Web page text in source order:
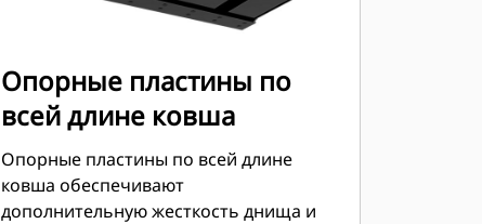
Опорные пластины по
всей длине ковша
Опорные пластины по всей длине
ковша обеспечивают
дополнительную жесткость днища и